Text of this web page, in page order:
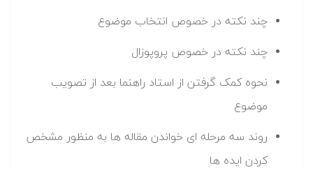
چند نکته در خصوص انتخاب موضوع
چند نکته در خصوص پروپوزال
نحوه کمک گرفتن از استاد راهنما بعد از تصویب
موضوع
روند سه مرحله ای خواندن مقاله ها به منظور مشخص
کردن ایده ها